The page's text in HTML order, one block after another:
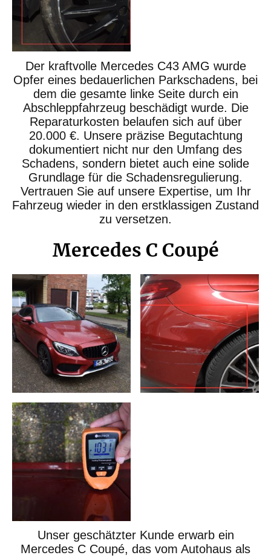
Der kraftvolle Mercedes C43 AMG wurde
Opfer eines bedauerlichen Parkschadens, bei
dem die gesamte linke Seite durch ein
Abschleppfahrzeug beschädigt wurde. Die
Reparaturkosten belaufen sich auf über
20.000 €. Unsere präzise Begutachtung
dokumentiert nicht nur den Umfang des
Schadens, sondern bietet auch eine solide
Grundlage für die Schadensregulierung.
Vertrauen Sie auf unsere Expertise, um Ihr
Fahrzeug wieder in den erstklassigen Zustand
zu versetzen.
Mercedes C Coupé
Unser geschätzter Kunde erwarb ein
Mercedes C Coupé, das vom Autohaus als